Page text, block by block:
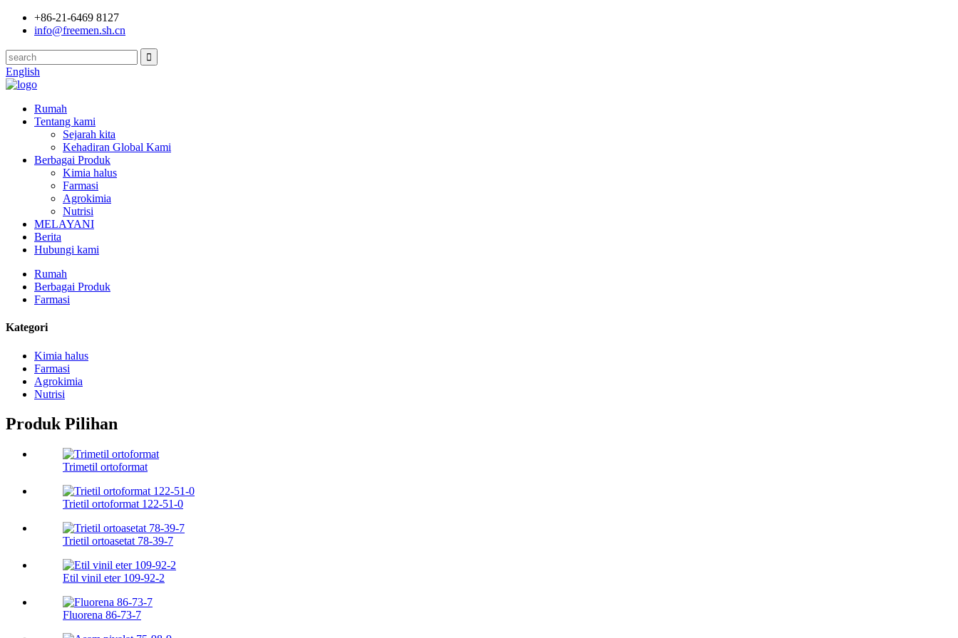
+86-21-6469 8127
info@freemen.sh.cn
English
Rumah
Tentang kami
Sejarah kita
Kehadiran Global Kami
Berbagai Produk
Kimia halus
Farmasi
Agrokimia
Nutrisi
MELAYANI
Berita
Hubungi kami
Rumah
Berbagai Produk
Farmasi
Kategori
Kimia halus
Farmasi
Agrokimia
Nutrisi
Produk Pilihan
Trimetil ortoformat
Trietil ortoformat 122-51-0
Trietil ortoasetat 78-39-7
Etil vinil eter 109-92-2
Fluorena 86-73-7